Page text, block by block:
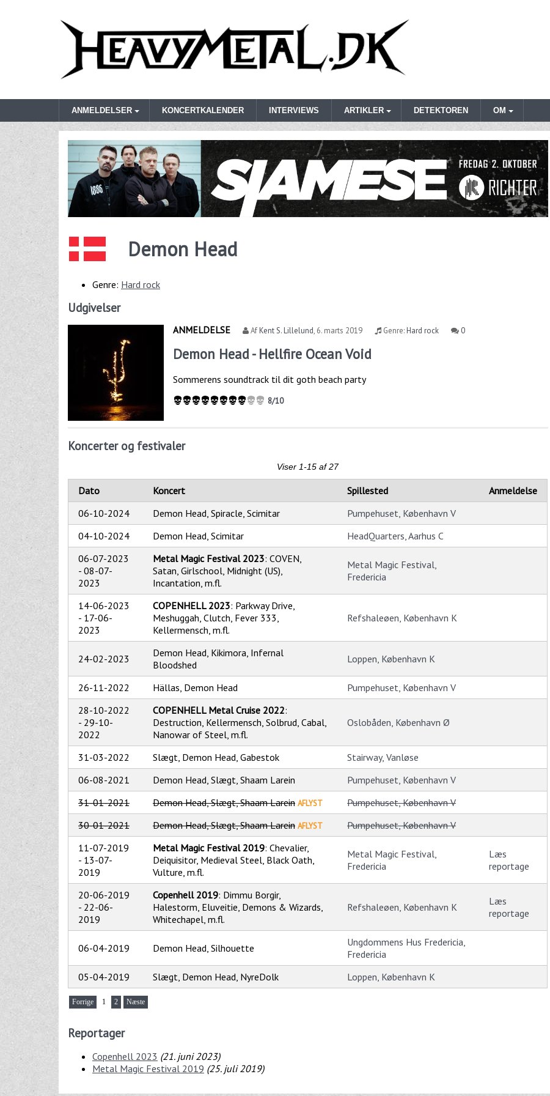
ANMELDELSER KONCERTKALENDER INTERVIEWS ARTIKLER DETEKTOREN OM
Demon Head
Genre: Hard rock
Udgivelser
ANMELDELSE AfKent S. Lillelund, 6. marts 2019 Genre:Hard rock 0
Demon Head - Hellfire Ocean Void
Sommerens soundtrack til dit goth beach party
8/10
Koncerter og festivaler
Viser 1-15 af 27
Dato Koncert Spillested
Anmeldelse
06-10-2024
Demon Head, Spiracle, Scimitar
Pumpehuset, København V
04-10-2024
Demon Head, Scimitar
HeadQuarters, Aarhus C
06-07-2023
- 08-07-
2023
Metal Magic Festival 2023: COVEN,
Satan, Girlschool, Midnight (US),
Incantation, m.fl.
Metal Magic Festival,
Fredericia
14-06-2023
- 17-06-
2023
COPENHELL 2023: Parkway Drive,
Meshuggah, Clutch, Fever 333,
Kellermensch, m.fl.
Refshaleøen, København K
24-02-2023
Demon Head, Kikimora, Infernal
Bloodshed
Loppen, København K
26-11-2022 Hällas, Demon Head
Pumpehuset, København V
28-10-2022
- 29-10-
2022
COPENHELL Metal Cruise 2022:
Destruction, Kellermensch, Solbrud, Cabal,
Nanowar of Steel, m.fl.
Oslobåden, København Ø
31-03-2022 Slægt, Demon Head, Gabestok
Stairway, Vanløse
06-08-2021
Demon Head, Slægt, Shaam Larein
Pumpehuset, København V
31-01-2021
Demon Head, Slægt, Shaam Larein AFLYST
Pumpehuset, København V
30-01-2021
Demon Head, Slægt, Shaam Larein AFLYST
Pumpehuset, København V
11-07-2019
- 13-07-
2019
Metal Magic Festival 2019: Chevalier,
Deiquisitor, Medieval Steel, Black Oath,
Vulture, m.fl.
Metal Magic Festival,
Fredericia
Læs
reportage
20-06-2019
- 22-06-
2019
Copenhell 2019: Dimmu Borgir,
Halestorm, Eluveitie, Demons & Wizards,
Whitechapel, m.fl.
Refshaleøen, København K
Læs
reportage
06-04-2019 Demon Head, Silhouette
Ungdommens Hus Fredericia,
Fredericia
05-04-2019
Slægt, Demon Head, NyreDolk Loppen, København K
Forrige 1 2 Næste
Reportager
Copenhell 2023 (21. juni 2023)
Metal Magic Festival 2019 (25. juli 2019)